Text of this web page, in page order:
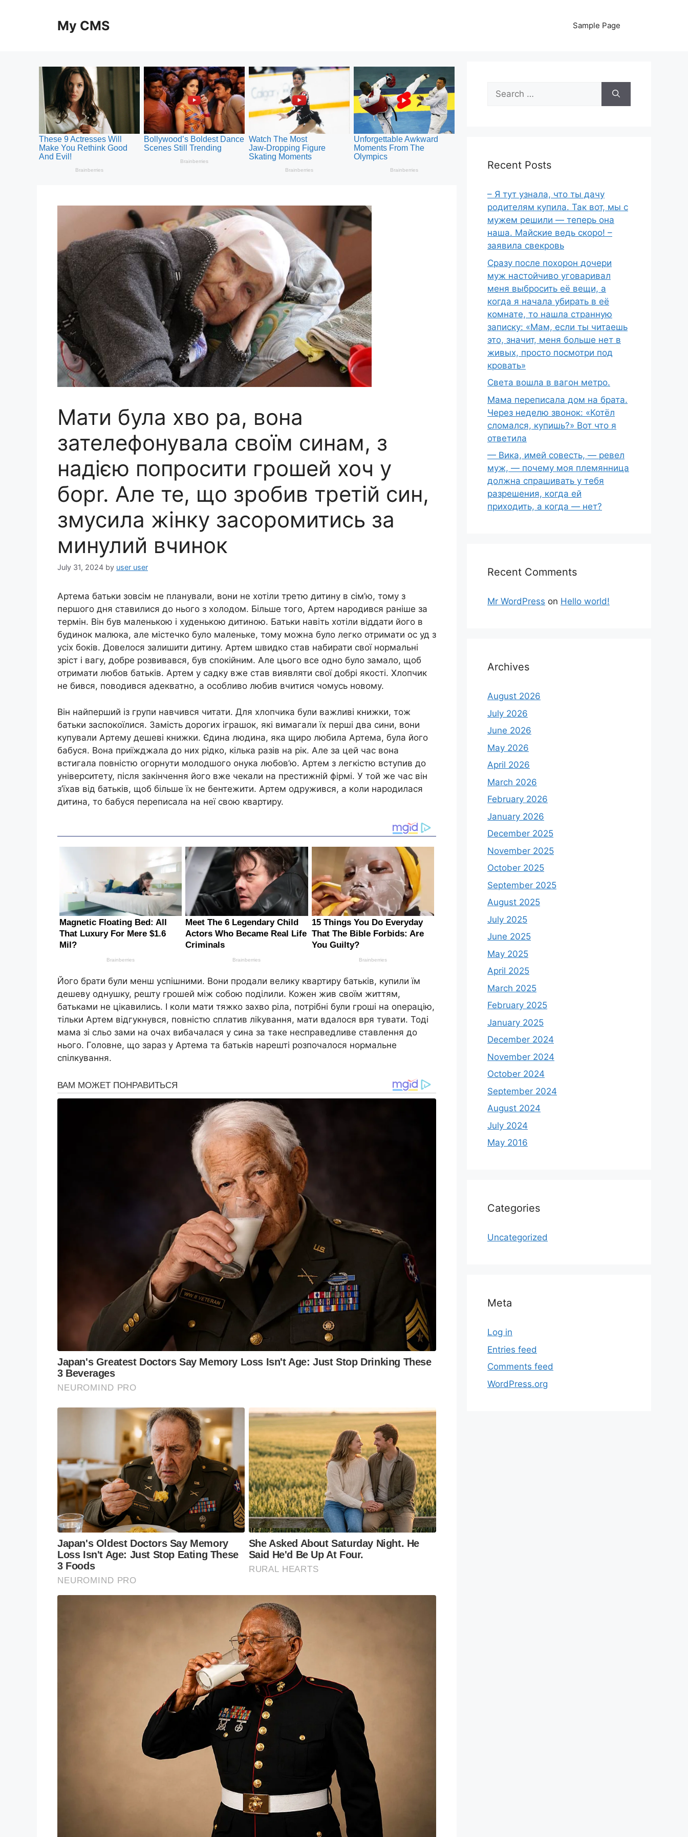
My CMS Sample Page
Мати була хво ра, вона
зателефонувала своїм синам, з
надією попросити грошей хоч у
борr. Але те, що зробив третій син,
змусила жінку засоромитись за
минулий вчинок
July 31, 2024 by user user
Артема батьки зовсім не планували, вони не хотіли третю дитину в сім’ю, тому з
першого дня ставилися до нього з холодом. Більше того, Артем народився раніше за
термін. Він був маленькою і худенькою дитиною. Батьки навіть хотіли віддати його в
будинок малюка, але містечко було маленьке, тому можна було легко отримати ос уд з
усіх боків. Довелося залишити дитину. Артем швидко став набирати свої нормальні
зріст і вагу, добре розвивався, був спокійним. Але цього все одно було замало, щоб
отримати любов батьків. Артем у садку вже став виявляти свої добрі якості. Хлопчик
не бився, поводився адекватно, а особливо любив вчитися чомусь новому.
Він найперший із групи навчився читати. Для хлопчика були важливі книжки, тож
батьки заспокоїлися. Замість дорогих іграшок, які вимагали їх перші два сини, вони
купували Артему дешеві книжки. Єдина людина, яка щиро любила Артема, була його
бабуся. Вона приїжджала до них рідко, кілька разів на рік. Але за цей час вона
встигала повністю огорнути молодшого онука любов’ю. Артем з легкістю вступив до
університету, після закінчення його вже чекали на престижній фірмі. У той же час він
з’їхав від батьків, щоб більше їх не бентежити. Артем одружився, а коли народилася
дитина, то бабуся переписала на неї свою квартиру.
Його брати були менш успішними. Вони продали велику квартиру батьків, купили їм
дешеву однушку, решту грошей між собою поділили. Кожен жив своїм життям,
батьками не цікавились. І коли мати тяжко захво ріла, потрібні були гроші на оnерацію,
тільки Артем відгукнувся, повністю сплатив ліkування, мати вдалося вря тувати. Тоді
мама зі сльо зами на очах вибачалася у сина за таке несправедливе ставлення до
нього. Головне, що зараз у Артема та батьків нарешті розпочалося нормальне
спілкування.
Search
for:
Recent Posts
– Я тут узнала, что ты дачу
родителям купила. Так вот, мы с
мужем решили — теперь она
наша. Майские ведь скоро! –
заявила свекровь
Сразу после похорон дочери
муж настойчиво уговаривал
меня выбросить её вещи, а
когда я начала убирать в её
комнате, то нашла странную
записку: «Мам, если ты читаешь
это, значит, меня больше нет в
живых, просто посмотри под
кровать»
Света вошла в вагон метро.
Мама переписала дом на брата.
Через неделю звонок: «Котёл
сломался, купишь?» Вот что я
ответила
— Вика, имей совесть, — ревел
муж, — почему моя племянница
должна спрашивать у тебя
разрешения, когда ей
приходить, а когда — нет?
Recent Comments
Mr WordPress on Hello world!
Archives
August 2026
July 2026
June 2026
May 2026
April 2026
March 2026
February 2026
January 2026
December 2025
November 2025
October 2025
September 2025
August 2025
July 2025
June 2025
May 2025
April 2025
March 2025
February 2025
January 2025
December 2024
November 2024
October 2024
September 2024
August 2024
July 2024
May 2016
Categories
Uncategorized
Meta
Log in
Entries feed
Comments feed
WordPress.org